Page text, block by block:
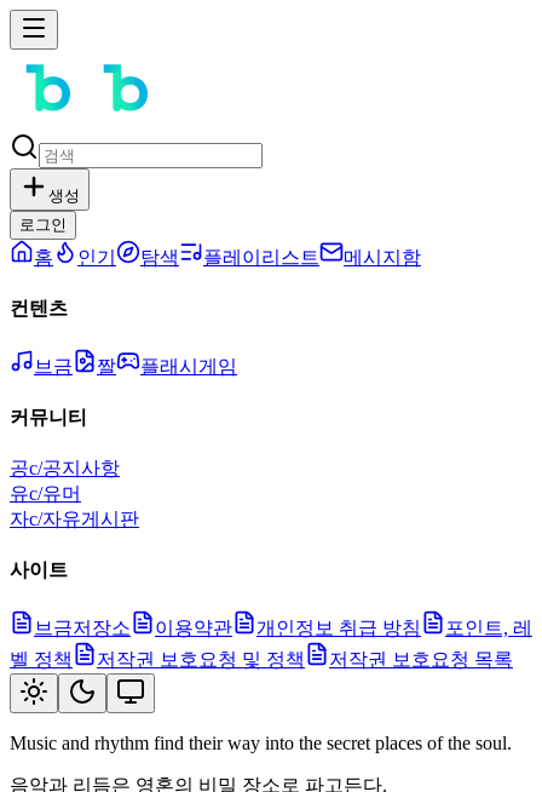
생성
로그인
홈 인기 탐색 플레이리스트 메시지함
컨텐츠
브금 짤 플래시게임
커뮤니티
공c/공지사항
유c/유머
자c/자유게시판
사이트
브금저장소 이용약관 개인정보 취급 방침
포인트, 레
벨 정책
저작권 보호요청 및 정책 저작권 보호요청 목록
Music and rhythm find their way into the secret places of the soul.
음악과 리듬은 영혼의 비밀 장소로 파고든다.